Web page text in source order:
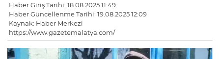
Haber Giriş Tarihi: 18.08.2025 11:49
Haber Güncellenme Tarihi: 19.08.2025 12:09
Kaynak: Haber Merkezi
https://www.gazetemalatya.com/